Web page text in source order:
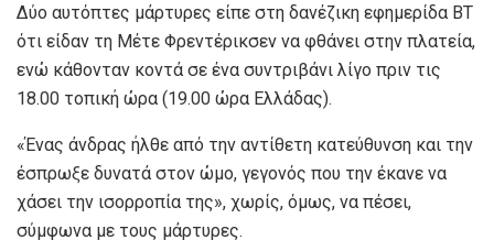
Δύο αυτόπτες μάρτυρες είπε στη δανέζικη εφημερίδα ΒΤ
ότι είδαν τη Μέτε Φρεντέρικσεν να φθάνει στην πλατεία,
ενώ κάθονταν κοντά σε ένα συντριβάνι λίγο πριν τις
18.00 τοπική ώρα (19.00 ώρα Ελλάδας).
«Ένας άνδρας ήλθε από την αντίθετη κατεύθυνση και την
έσπρωξε δυνατά στον ώμο, γεγονός που την έκανε να
χάσει την ισορροπία της», χωρίς, όμως, να πέσει,
σύμφωνα με τους μάρτυρες.